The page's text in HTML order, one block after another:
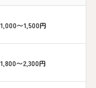
1,000〜1,500円
1,800〜2,300円